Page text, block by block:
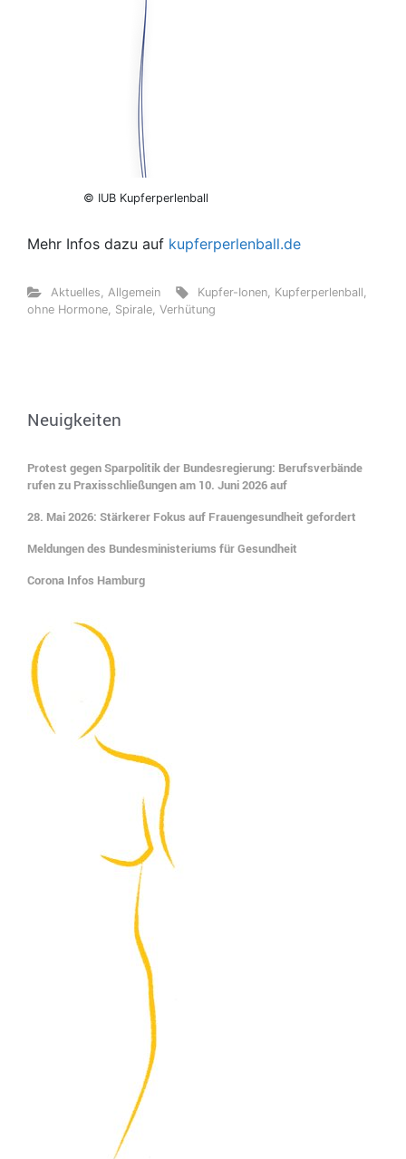
© IUB Kupferperlenball
Mehr Infos dazu auf kupferperlenball.de
Aktuelles Allgemein Kupfer-Ionen Kupferperlenball
ohne Hormone Spirale Verhütung
Neuigkeiten
Protest gegen Sparpolitik der Bundesregierung: Berufsverbände
rufen zu Praxisschließungen am 10. Juni 2026 auf
28. Mai 2026: Stärkerer Fokus auf Frauengesundheit gefordert
Meldungen des Bundesministeriums für Gesundheit
Corona Infos Hamburg